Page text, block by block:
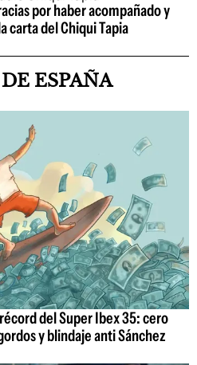
por haber acompañado y
carta del Chiqui Tapia
ESPAÑA
del Super Ibex 35: cero
y blindaje anti Sánchez